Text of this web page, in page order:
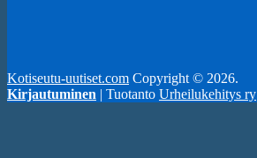
Kotiseutu-uutiset.com Copyright © 2026.
Kirjautuminen | Tuotanto Urheilukehitys ry